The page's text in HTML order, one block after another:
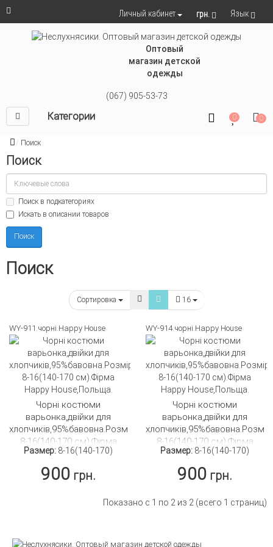
Личный кабинет грн. Язык
Оптовый
магазин детской
одежды
(067) 905-53-73
Категории 0 0
Поиск
Поиск
Поиск в подкатегориях
Искать в описании товаров
Поиск
Сортировка 16
WY-911.чорні.Happy House
Чорні костюми
варьонка,двійки для
хлопчиків,95%бавовна.Розмір
8-16(140-170 см).Фірма
Happy House,Польща.
Размер: 8-16(140-170)
900 грн.
WY-914.чорні.Happy House
Чорні костюми
варьонка,двійки для
хлопчиків,95%бавовна.Розмір
8-16(140-170 см).Фірма
Happy House,Польща.
Размер: 8-16(140-170)
900 грн.
Показано с 1 по 2 из 2 (всего 1 страниц)